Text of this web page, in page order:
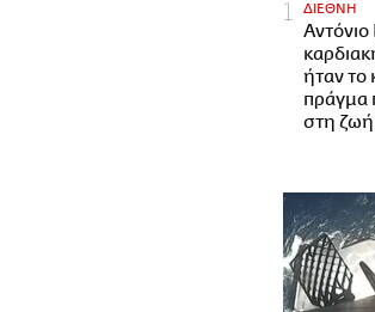
ΔΙΕΘΝΗ
ήταν το
πράγμα
στη